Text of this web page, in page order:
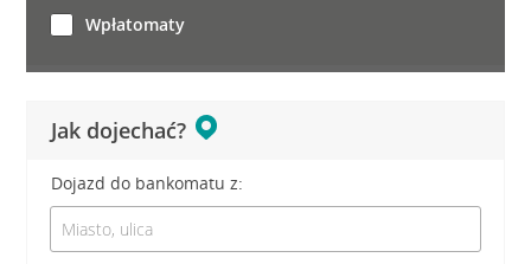
Jak dojechać?
Dojazd do bankomatu z:
Wpłatomaty